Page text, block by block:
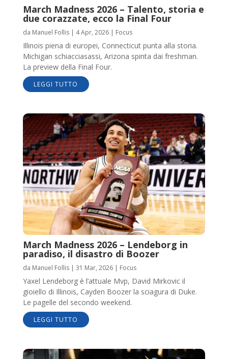
March Madness 2026 – Talento, storia e
due corazzate, ecco la Final Four
da Manuel Follis| 4 Apr, 2026| Focus
Illinois piena di europei, Connecticut punta alla storia.
Michigan schiacciasassi, Arizona spinta dai freshman.
La preview della Final Four.
LEGGI TUTTO
March Madness 2026 – Lendeborg in
paradiso, il disastro di Boozer
da Manuel Follis| 31 Mar, 2026| Focus
Yaxel Lendeborg è l’attuale Mvp, David Mirkovic il
gioiello di Illinois, Cayden Boozer la sciagura di Duke.
Le pagelle del secondo weekend.
LEGGI TUTTO